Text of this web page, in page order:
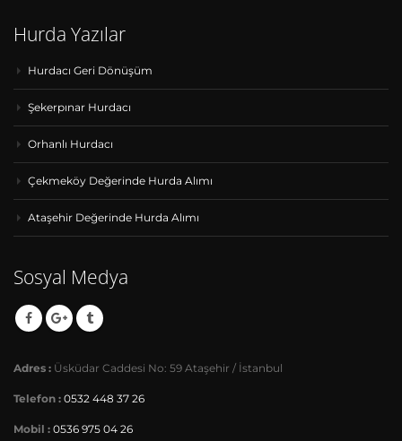
Hurda Yazılar
Hurdacı Geri Dönüşüm
Şekerpınar Hurdacı
Orhanlı Hurdacı
Çekmeköy Değerinde Hurda Alımı
Ataşehir Değerinde Hurda Alımı
Sosyal Medya
Adres : Üsküdar Caddesi No: 59 Ataşehir / İstanbul
Telefon : 0532 448 37 26
Mobil : 0536 975 04 26